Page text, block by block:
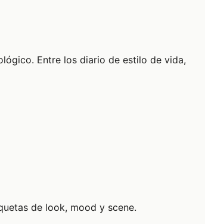
Entre los diario de estilo de vida,
de look, mood y scene.